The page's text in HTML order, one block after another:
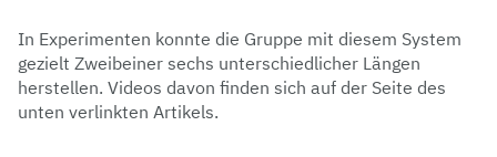
In Experimenten konnte die Gruppe mit diesem System
gezielt Zweibeiner sechs unterschiedlicher Längen
herstellen. Videos davon finden sich auf der Seite des
unten verlinkten Artikels.